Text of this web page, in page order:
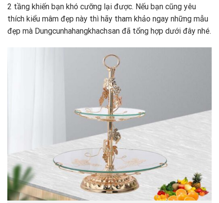
2 tầng khiến bạn khó cưỡng lại được. Nếu bạn cũng yêu
thích kiểu mâm đẹp này thì hãy tham khảo ngay những mẫu
đẹp mà Dungcunhahangkhachsan đã tổng hợp dưới đây nhé.